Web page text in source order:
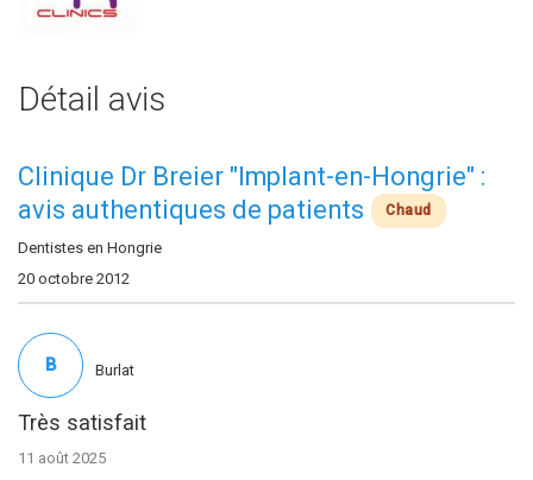
Détail avis
Clinique Dr Breier "Implant-en-Hongrie" :
avis authentiques de patients
Chaud
Dentistes en Hongrie
20 octobre 2012
Très satisfait
11 août 2025
B Burlat